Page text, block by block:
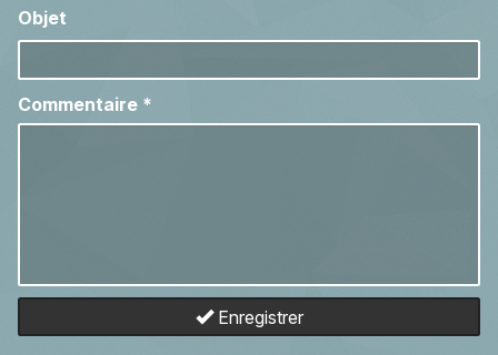
Objet
Commentaire *
Enregistrer